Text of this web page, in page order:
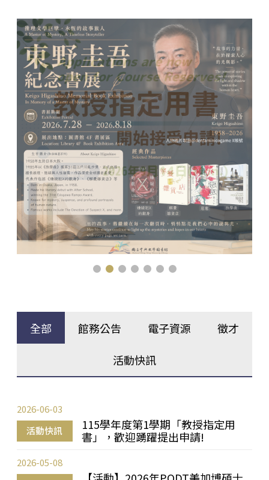
全部 館務公告 電子資源 徵才
活動快訊
活動快訊
115學年度第1學期「教授指定用
書」，歡迎踴躍提出申請!
2026-06-03
2026-05-08